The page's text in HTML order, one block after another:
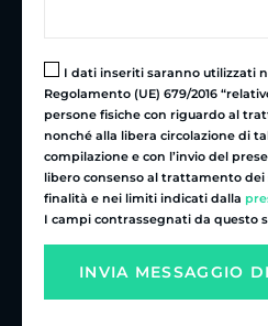
I dati inseriti saranno utilizzati
Regolamento (UE) 679/2016
persone fisiche con riguardo al
nonché alla libera circolazione di
compilazione e con l’invio del
libero consenso al trattamento
finalità e nei limiti indicati dalla
I campi contrassegnati da questo